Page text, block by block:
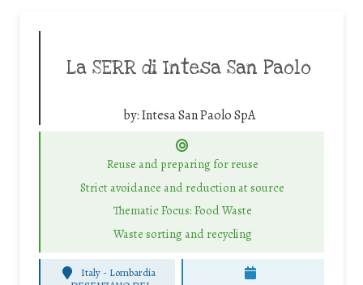
La SERR di Intesa San Paolo
by:Intesa San Paolo SpA
Reuse and preparing for reuse
Strict avoidance and reduction at source
Thematic Focus: Food Waste
Waste sorting and recycling
Italy - Lombardia